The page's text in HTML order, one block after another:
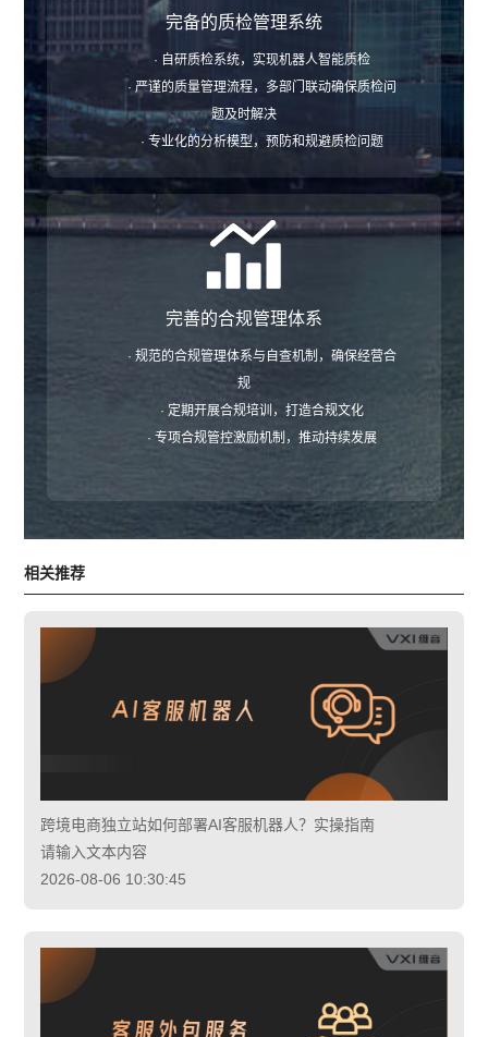
完备的质检管理系统
· 自研质检系统，实现机器人智能质检
· 严谨的质量管理流程，多部门联动确保质检问
题及时解决
· 专业化的分析模型，预防和规避质检问题
完善的合规管理体系
· 规范的合规管理体系与自查机制，确保经营合
规
· 定期开展合规培训，打造合规文化
· 专项合规管控激励机制，推动持续发展
相关推荐
跨境电商独立站如何部署AI客服机器人？实操指南
请输入文本内容
2026-08-06 10:30:45